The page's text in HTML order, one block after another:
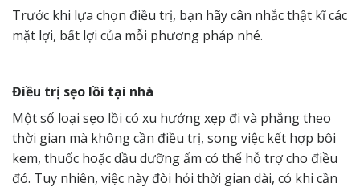
Trước khi lựa chọn điều trị, bạn hãy cân nhắc thật kĩ các
mặt lợi, bất lợi của mỗi phương pháp nhé.
Điều trị sẹo lồi tại nhà
Một số loại sẹo lồi có xu hướng xẹp đi và phẳng theo
thời gian mà không cần điều trị, song việc kết hợp bôi
kem, thuốc hoặc dầu dưỡng ẩm có thể hỗ trợ cho điều
đó. Tuy nhiên, việc này đòi hỏi thời gian dài, có khi cần